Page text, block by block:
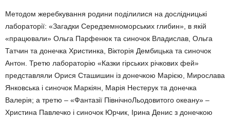
Методом жеребкування родини поділилися на дослідницькі
лабораторії: «Загадки Середземноморських глибин», в якій
«працювали» Ольга Парфенюк та синочок Владислав, Ольга
Татчин та донечка Христинка, Вікторія Дембицька та синочок
Антон. Третю лабораторію «Казки гірських річкових фей»
представляли Орися Сташишин із донечкою Марією, Мирослава
Янковська і синочок Маркіян, Марія Нестерук та донечка
Валерія; а третю – «Фантазії ПівнічноЛьодовитого океану» –
Христина Павлечко і синочок Юрчик, Ірина Денис з донечкою